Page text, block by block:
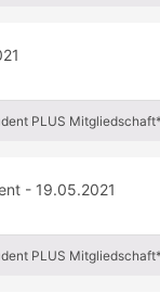
PLUS
- 19.05.2021
PLUS